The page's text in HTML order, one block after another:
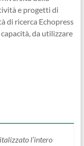
e progetti di
di ricerca Echopress
da utilizzare
l’intero